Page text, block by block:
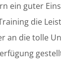
ein guter
die
an die tolle